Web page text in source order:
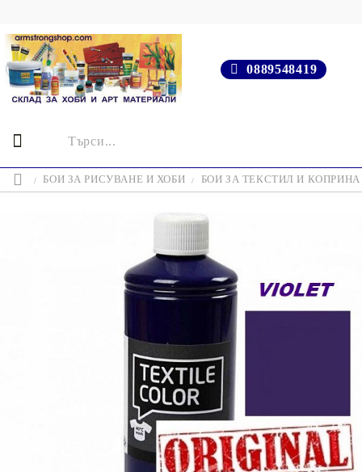
0889548419
БОИ ЗА РИСУВАНЕ И ХОБИ БОИ ЗА ТЕКСТИЛ И КОПРИНА